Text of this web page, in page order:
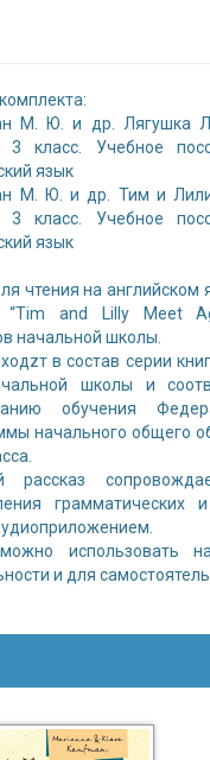
М. Ю. и др. Лягушка
3 класс. Учебное
язык
М. Ю. и др. Тим и Лили
3 класс. Учебное
язык
чтения на английском
“Tim and Lilly Meet
начальной школы.
в состав серии
школы и
обучения
начального общего
рассказ
грамматических
использовать
и для